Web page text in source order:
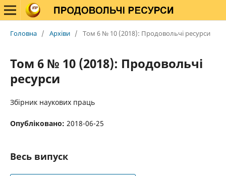
Головна / Архіви / Том 6 № 10 (2018): Продовольчі ресурси
Том 6 № 10 (2018): Продовольчі
ресурси
Збірник наукових праць
Опубліковано: 2018-06-25
Весь випуск